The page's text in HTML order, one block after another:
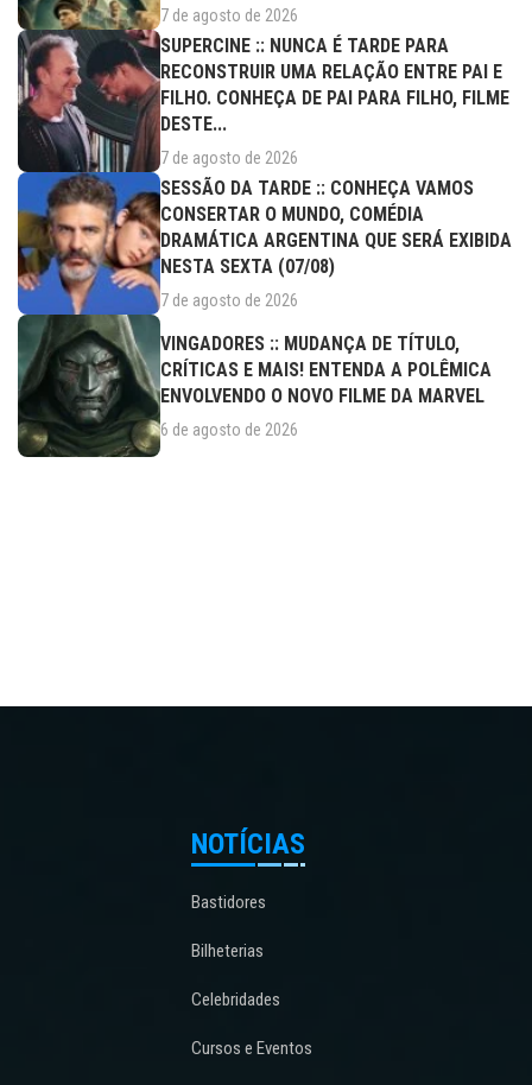
7 de agosto de 2026
SUPERCINE :: NUNCA É TARDE PARA
RECONSTRUIR UMA RELAÇÃO ENTRE PAI E
FILHO. CONHEÇA DE PAI PARA FILHO, FILME
DESTE...
7 de agosto de 2026
SESSÃO DA TARDE :: CONHEÇA VAMOS
CONSERTAR O MUNDO, COMÉDIA
DRAMÁTICA ARGENTINA QUE SERÁ EXIBIDA
NESTA SEXTA (07/08)
7 de agosto de 2026
VINGADORES :: MUDANÇA DE TÍTULO,
CRÍTICAS E MAIS! ENTENDA A POLÊMICA
ENVOLVENDO O NOVO FILME DA MARVEL
6 de agosto de 2026
NOTÍCIAS
Bastidores
Bilheterias
Celebridades
Cursos e Eventos